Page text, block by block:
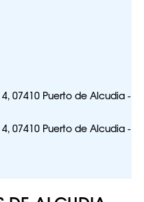
07410 Puerto de Alcudia -
07410 Puerto de Alcudia -